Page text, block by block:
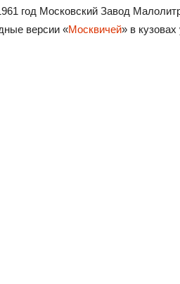
год Московский Завод
версии «Москвичей» в